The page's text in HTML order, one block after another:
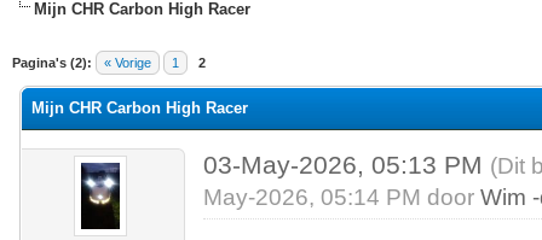
Mijn CHR Carbon High Racer
Pagina's (2): « Vorige 1 2
waardering is 0
Mijn CHR Carbon High Racer
03-May-2026, 05:13 PM (Dit
May-2026, 05:14 PM doorWim